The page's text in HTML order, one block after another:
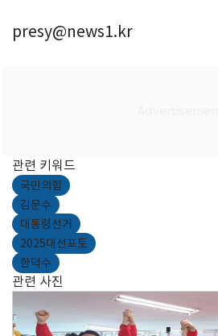
presy@news1.kr
관련 키워드
국민의힘
김문수
대통령선거
2025대선포토
한덕수
관련 사진